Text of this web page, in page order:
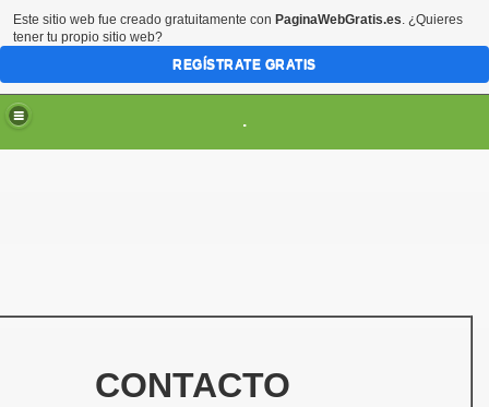
.
CONTACTO
Este sitio web fue creado gratuitamente con PaginaWebGratis.es. ¿Quieres
tener tu propio sitio web?
REGÍSTRATE GRATIS